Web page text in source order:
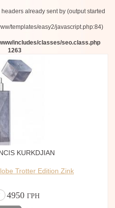
already sent by (output started
templates/easy2/javascript.php:84)
includes/classes/seo.class.php
1263
KURKDJIAN
Trotter Edition Zink
4950 ГРН